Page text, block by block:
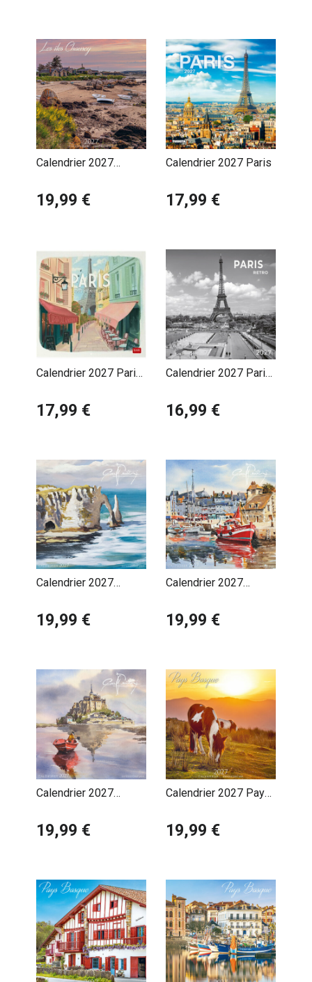
Calendrier 2027
Chausey
19,99 €
Calendrier 2027 Paris
17,99 €
Calendrier 2027 Paris
17,99 €
Calendrier 2027 Paris
Offert
16,99 €
Calendrier 2027
Normandie Etretat
19,99 €
Calendrier 2027
Normandie Honfleur
19,99 €
Calendrier 2027
Normandie Mont Saint
19,99 €
Calendrier 2027 Pays
19,99 €